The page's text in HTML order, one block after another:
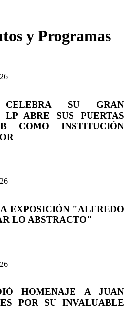
y Programas
SU GRAN
ABRE SUS PUERTAS
COMO INSTITUCIÓN
EXPOSICIÓN "ALFREDO
LO ABSTRACTO"
HOMENAJE A JUAN
POR SU INVALUABLE